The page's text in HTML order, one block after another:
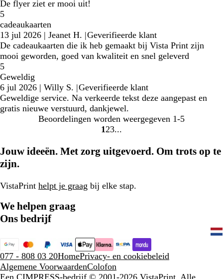
De flyer ziet er mooi uit!
5
cadeaukaarten
13 jul 2026 | Jeanet H. |Geverifieerde klant
De cadeaukaarten die ik heb gemaakt bij Vista Print zijn
mooi geworden, goed van kwaliteit en snel geleverd
5
Geweldig
6 jul 2026 | Willy S. |Geverifieerde klant
Geweldige service. Na verkeerde tekst deze aangepast en
gratis nieuwe verstuurd, dankjewel.
Beoordelingen worden weergegeven 1-5
Naar
1 Naar
2 Naar
3
Jouw ideeën. Met zorg uitgevoerd. Om trots op te
zijn.
VistaPrint helpt je graag bij elke stap.
We helpen graag
Ons bedrijf
077 - 808 03 20HomePrivacy- en cookiebeleid
Algemene VoorwaardenColofon